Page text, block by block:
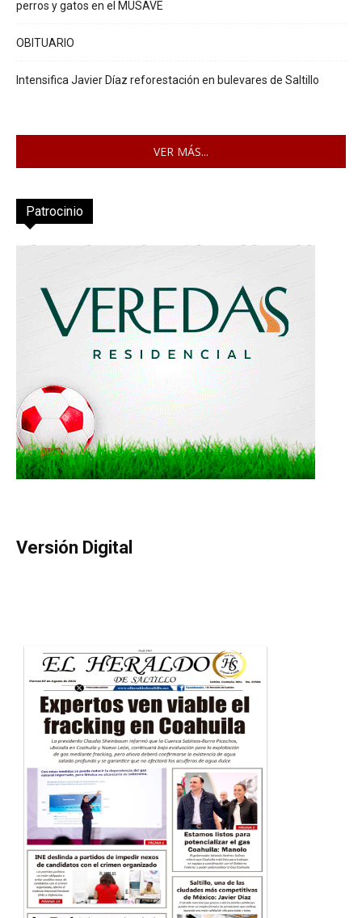
perros y gatos en el MUSAVE
OBITUARIO
Intensifica Javier Díaz reforestación en bulevares de Saltillo
VER MÁS...
Patrocinio
Versión Digital